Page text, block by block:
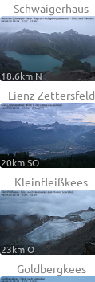
Schwaigerhaus
18.6km N
Lienz Zettersfeld
20km SO
Kleinfleißkees
23km O
Goldbergkees